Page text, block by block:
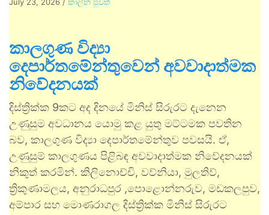
කාලගුණ විද්‍යා
දෙපාර්තමේන්තුවෙන් අවවාදාත්මක
නිවේදනයක්
දිස්ත්‍රික්ක 9කට අද දිනයේ මිනිස් සිරුරට දැනෙන
උණුසුම අවධානය යොමු කළ යුතු මට්ටමක පවතින
බව, කාලගුණ විද්‍යා දෙපාර්තමේන්තුව පවසයි. ඒ,
උණුසුම් කාලගුණය පිළිබඳ අවවාදාත්මක නිවේදනයක්
නිකුත් කරමින්. කිලිනොච්චි, වව්නියා, මුලතිව්,
ත්‍රිකුණාමලය, අනුරාධපුර ,පොළොන්නරුව, මඩකලපුව,
අම්පාර සහ මොණරාගල දිස්ත්‍රික්ක මිනිස් සිරුරට